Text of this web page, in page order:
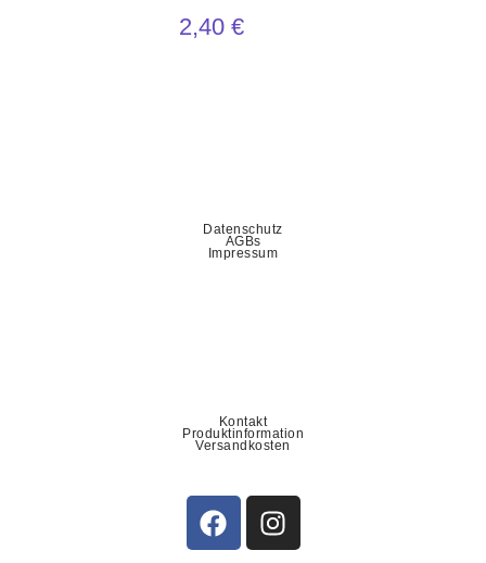
2,40 €
Datenschutz
AGBs
Impressum
Kontakt
Produktinformation
Versandkosten